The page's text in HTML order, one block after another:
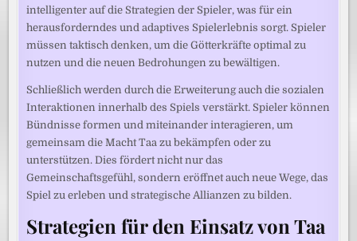
intelligenter auf die Strategien der Spieler, was für ein
herausforderndes und adaptives Spielerlebnis sorgt. Spieler
müssen taktisch denken, um die Götterkräfte optimal zu
nutzen und die neuen Bedrohungen zu bewältigen.
Schließlich werden durch die Erweiterung auch die sozialen
Interaktionen innerhalb des Spiels verstärkt. Spieler können
Bündnisse formen und miteinander interagieren, um
gemeinsam die Macht Taa zu bekämpfen oder zu
unterstützen. Dies fördert nicht nur das
Gemeinschaftsgefühl, sondern eröffnet auch neue Wege, das
Spiel zu erleben und strategische Allianzen zu bilden.
Strategien für den Einsatz von Taa